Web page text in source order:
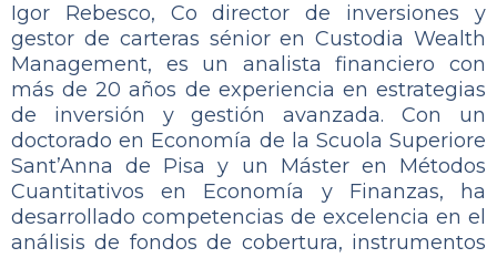
Igor Rebesco, Co director de inversiones y
gestor de carteras sénior en Custodia Wealth
Management, es un analista financiero con
más de 20 años de experiencia en estrategias
de inversión y gestión avanzada. Con un
doctorado en Economía de la Scuola Superiore
Sant’Anna de Pisa y un Máster en Métodos
Cuantitativos en Economía y Finanzas, ha
desarrollado competencias de excelencia en el
análisis de fondos de cobertura, instrumentos